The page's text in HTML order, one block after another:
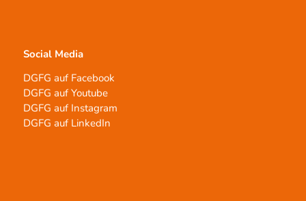
Social Media
DGFG auf Facebook
DGFG auf Youtube
DGFG auf Instagram
DGFG auf LinkedIn